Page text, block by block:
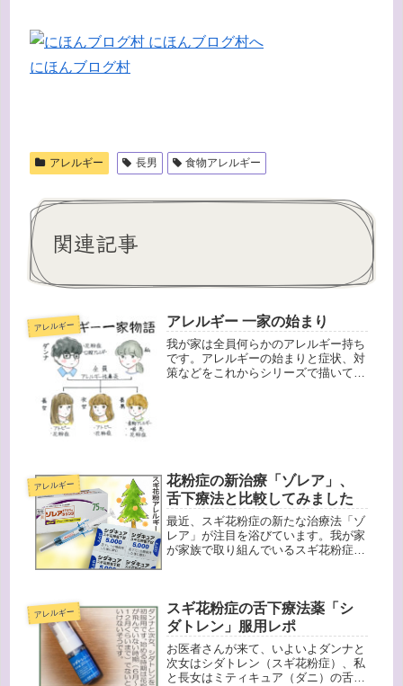
にほんブログ村
アレルギー 長男 食物アレルギー
関連記事
アレルギー アレルギー 一家の始まり
我が家は全員何らかのアレルギー持ち
です。アレルギーの始まりと症状、対
策などをこれからシリーズで描いてい
アレルギー
花粉症の新治療「ゾレア」、
舌下療法と比較してみました
最近、スギ花粉症の新たな治療法「ゾ
レア」が注目を浴びています。我が家
が家族で取り組んでいるスギ花粉症舌
うのか？比較してみました。アレルギ
ーを...
アレルギー
スギ花粉症の舌下療法薬「シ
ダトレン」服用レポ
お医者さんが来て、いよいよダンナと
次女はシダトレン（スギ花粉症）、私
と長女はミティキュア（ダニ）の舌下